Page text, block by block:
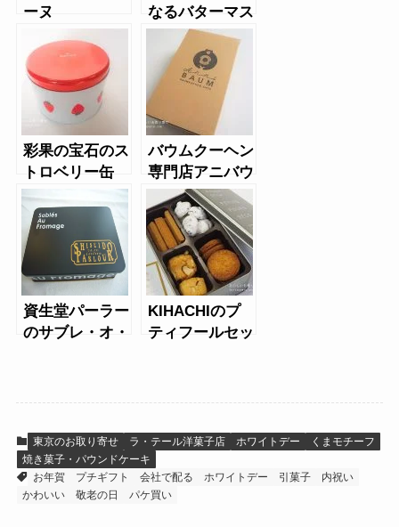
ーヌ
なるバターマス
ターLiving
roomのフィナ
ンシェ缶
彩果の宝石のス
トロベリー缶
バウムクーヘン
専門店アニバウ
ムのカットバウ
ムプレーン
資生堂パーラー
のサブレ・オ・
KIHACHIのプ
ティフールセッ
東京のお取り寄せ ラ・テール洋菓子店 ホワイトデー
くまモチーフ
焼き菓子・パウンドケーキ
お年賀
プチギフト 会社で配る ホワイトデー 引菓子
内祝い
かわいい
敬老の日 パケ買い